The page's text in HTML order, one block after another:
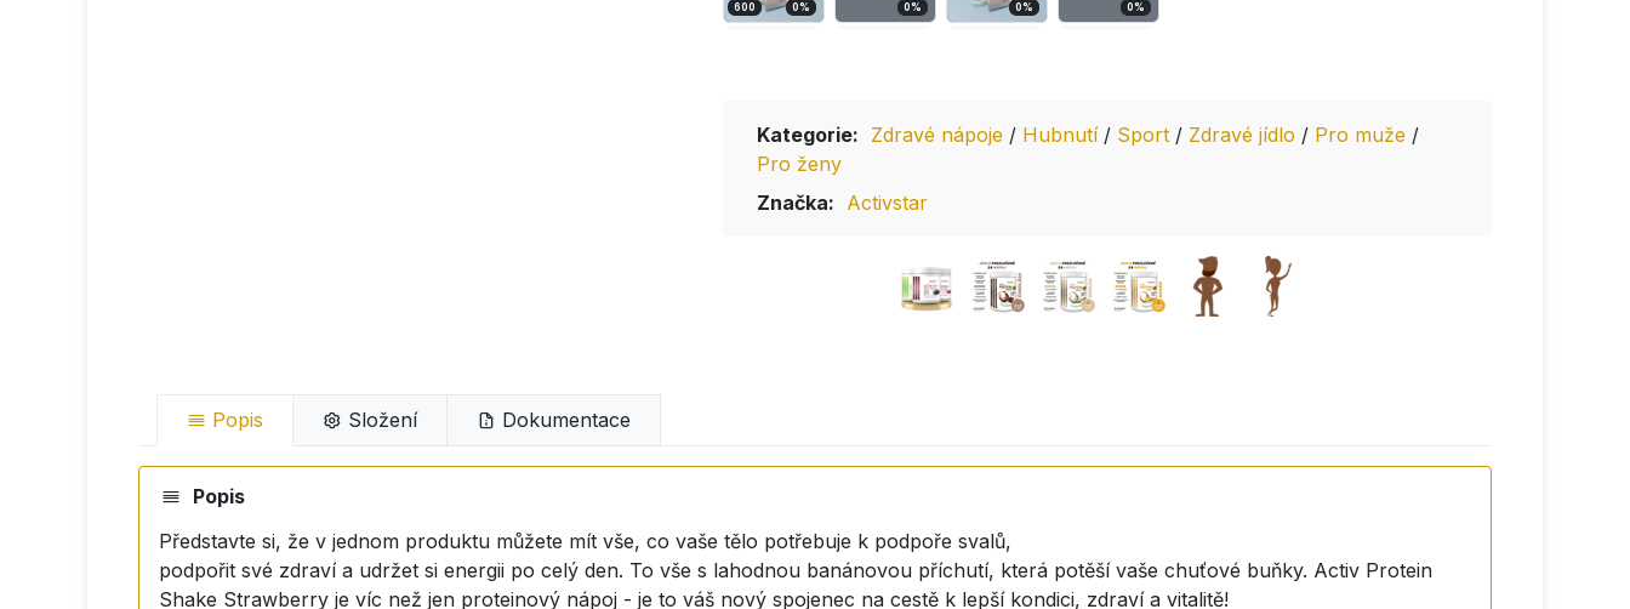
600 0% 0% 0% 0%
Kategorie: Zdravé nápoje / Hubnutí / Sport / Zdravé jídlo / Pro muže /
Pro ženy
Značka: Activstar
Popis Složení Dokumentace
Popis
Představte si, že v jednom produktu můžete mít vše, co vaše tělo potřebuje k podpoře svalů,
podpořit své zdraví a udržet si energii po celý den. To vše s lahodnou banánovou příchutí, která potěší vaše chuťové buňky. Activ Protein
Shake Strawberry je víc než jen proteinový nápoj - je to váš nový spojenec na cestě k lepší kondici, zdraví a vitalitě!